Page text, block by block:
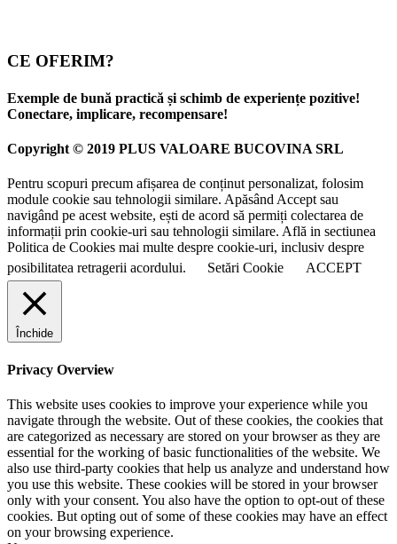
CE OFERIM?
Exemple de bună practică și schimb de experiențe pozitive!
Conectare, implicare, recompensare!
Copyright © 2019 PLUS VALOARE BUCOVINA SRL
Pentru scopuri precum afișarea de conținut personalizat, folosim
module cookie sau tehnologii similare. Apăsând Accept sau
navigând pe acest website, ești de acord să permiți colectarea de
informații prin cookie-uri sau tehnologii similare. Află in sectiunea
Politica de Cookies mai multe despre cookie-uri, inclusiv despre
posibilitatea retragerii acordului.
Setări Cookie ACCEPT
Închide
Privacy Overview
This website uses cookies to improve your experience while you
navigate through the website. Out of these cookies, the cookies that
are categorized as necessary are stored on your browser as they are
essential for the working of basic functionalities of the website. We
also use third-party cookies that help us analyze and understand how
you use this website. These cookies will be stored in your browser
only with your consent. You also have the option to opt-out of these
cookies. But opting out of some of these cookies may have an effect
on your browsing experience.